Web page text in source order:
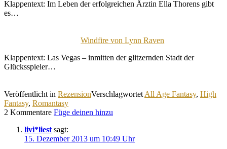
Klappentext: Im Leben der erfolgreichen Ärztin Ella Thorens gibt
es…
Windfire von Lynn Raven
Klappentext: Las Vegas – inmitten der glitzernden Stadt der
Glücksspieler…
Veröffentlicht in RezensionVerschlagwortet All Age Fantasy, High
Fantasy, Romantasy
2 Kommentare Füge deinen hinzu
livi*liest sagt:
15. Dezember 2013 um 10:49 Uhr